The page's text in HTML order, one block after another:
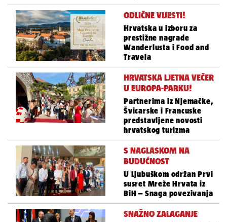
ODLIČNE VIJESTI!
Hrvatska u izboru za
prestižne nagrade
Wanderlusta i Food and
Travela
HRVATSKA LJETNA VEČER
U EUROPA-PARKU!
Partnerima iz Njemačke,
Švicarske i Francuske
predstavljene novosti
hrvatskog turizma
S NAGLASKOM NA
BUDUĆNOST
U Ljubuškom održan Prvi
susret Mreže Hrvata iz
BiH – Snaga povezivanja
SNAŽNO ZALAGANJE